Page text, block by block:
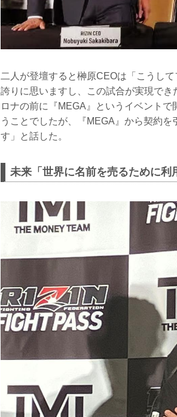
二人が登壇すると榊原CEOは「こうし
誇りに思いますし、この試合が実現で
ロナの前に『MEGA』というイベント
うことでしたが、『MEGA』から契約
す」と話した。
未来「世界に名前を売るために利